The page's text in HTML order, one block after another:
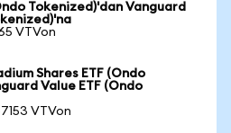
Tokenized)'dan Vanguard
VTVon
Shares ETF (Ondo
Value ETF (Ondo
VTVon